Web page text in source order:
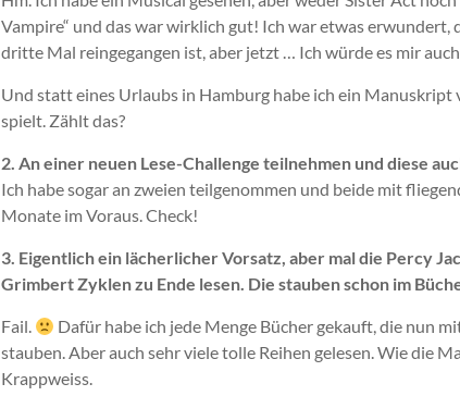
Vampire“ und das war wirklich gut! Ich war etwas erwundert,
dritte Mal reingegangen ist, aber jetzt … Ich würde es mir
Und statt eines Urlaubs in Hamburg habe ich ein Manuskript
spielt. Zählt das?
2. An einer neuen Lese-Challenge teilnehmen und diese
Ich habe sogar an zweien teilgenommen und beide mit
Monate im Voraus. Check!
3. Eigentlich ein lächerlicher Vorsatz, aber mal die Percy
Grimbert Zyklen zu Ende lesen. Die stauben schon im
Fail.
Dafür habe ich jede Menge Bücher gekauft, die nun
stauben. Aber auch sehr viele tolle Reihen gelesen. Wie die
Krappweiss.